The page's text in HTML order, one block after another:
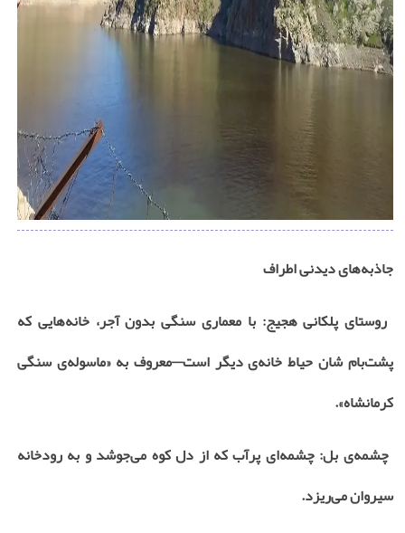
جاذبه‌های دیدنی اطراف
روستای پلکانی هجیج: با معماری سنگی بدون آجر، خانه‌هایی که
پشت‌بام ‌شان حیاط خانه‌ی دیگر است—معروف به «ماسوله‌ی سنگی
کرمانشاه».
چشمه‌ی بل: چشمه‌ای پرآب که از دل کوه می‌جوشد و به رودخانه
سیروان می‌ریزد.